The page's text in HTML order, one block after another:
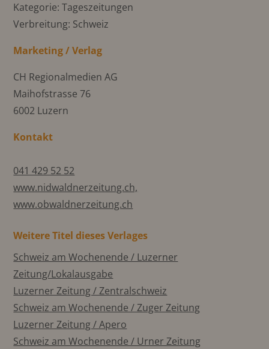
Kategorie: Tageszeitungen
Verbreitung: Schweiz
Marketing / Verlag
CH Regionalmedien AG
Maihofstrasse 76
6002 Luzern
Kontakt
041 429 52 52
www.nidwaldnerzeitung.ch,
www.obwaldnerzeitung.ch
Weitere Titel dieses Verlages
Schweiz am Wochenende / Luzerner
Zeitung/Lokalausgabe
Luzerner Zeitung / Zentralschweiz
Schweiz am Wochenende / Zuger Zeitung
Luzerner Zeitung / Apero
Schweiz am Wochenende / Urner Zeitung